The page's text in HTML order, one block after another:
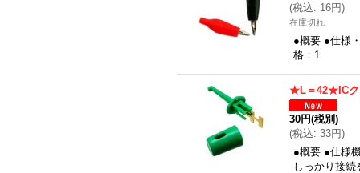
(税込: 16円)
在庫切れ
●概要 ●仕様
格：1
★L＝42★ICク
30円(税別)
(税込: 33円)
●概要 ●仕様
しっかり接